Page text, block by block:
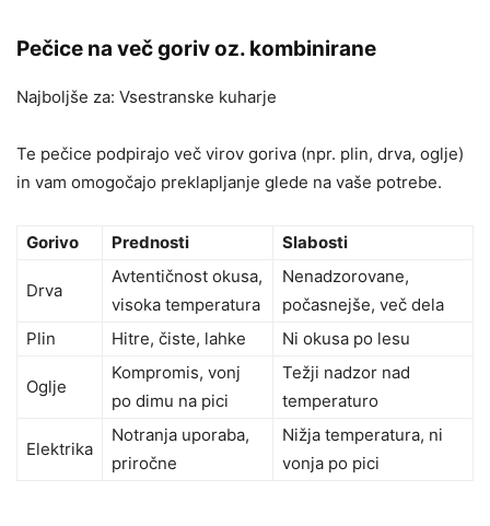
Pečice na več goriv oz. kombinirane
Najboljše za: Vsestranske kuharje
Te pečice podpirajo več virov goriva (npr. plin, drva, oglje)
in vam omogočajo preklapljanje glede na vaše potrebe.
Gorivo Prednosti Slabosti
Drva
Avtentičnost okusa,
visoka temperatura
Nenadzorovane,
počasnejše, več dela
Plin
Hitre, čiste, lahke Ni okusa po lesu
Oglje
Kompromis, vonj
po dimu na pici
Težji nadzor nad
temperaturo
Elektrika
Notranja uporaba,
priročne
Nižja temperatura, ni
vonja po pici